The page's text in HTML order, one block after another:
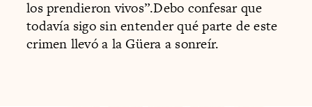
los prendieron vivos”.Debo confesar que
todavía sigo sin entender qué parte de este
crimen llevó a la Güera a sonreír.